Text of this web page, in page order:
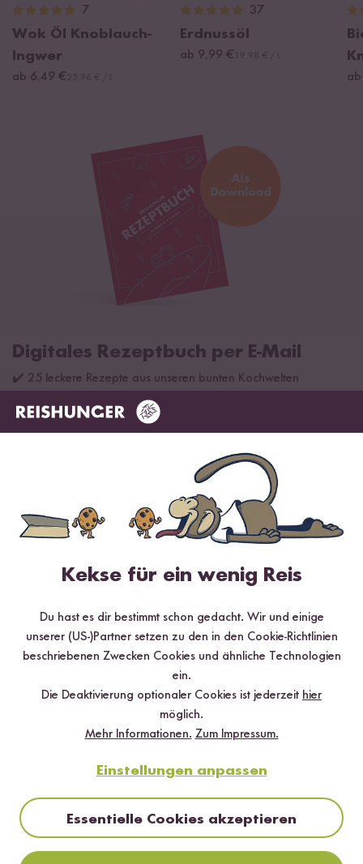
7
Wok Öl Knoblauch-
Ingwer
ab 6,49 €
37
Erdnussöl
ab 9,99 €
Digitales Rezeptbuch per E-Mail
✔️ 25 leckere Rezepte aus unseren bunten Kochwelten
✔️ Von Sushi über Curry bis hin zu Desserts
✔️ Inklusive Tipps & Tricks für die Zubereitung
Jetzt sichern
per E-Mail zugeschickt.
Mehr Rezepte mit Natives Olivenöl
Extra
Kekse für ein wenig Reis
Du hast es dir bestimmt schon gedacht. Wir und einige
unserer (US-)Partner setzen zu den in den Cookie-Richtlinien
beschriebenen Zwecken Cookies und ähnliche Technologien
ein.
Die Deaktivierung optionaler Cookies ist jederzeit hier
möglich.
Mehr Informationen. Zum Impressum.
Einstellungen anpassen
Essentielle Cookies akzeptieren